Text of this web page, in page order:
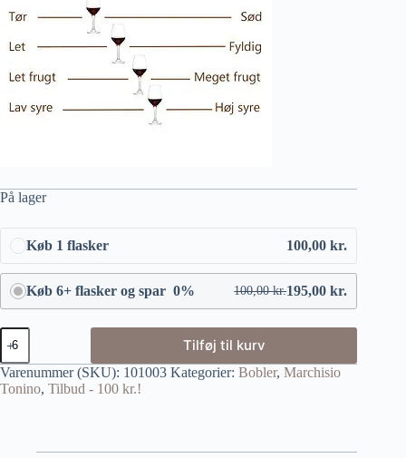
På lager
Køb 1 flasker 100,00kr.
Køb 6+ flasker og spar 0% 100,00kr.195,00kr.
Tilføj til kurv
Varenummer (SKU): 101003 Kategorier: Bobler, Marchisio
Tonino, Tilbud - 100 kr.!